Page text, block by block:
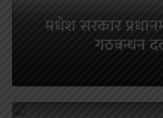
मधेश सरकार
गठबन्धन